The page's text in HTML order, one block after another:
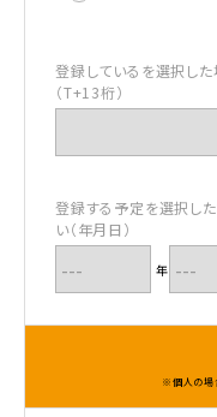
お問い合わせ
登録しているを選択し
（T+13桁）
登録する予定を選択し
い（年月日）
年
※個人の場